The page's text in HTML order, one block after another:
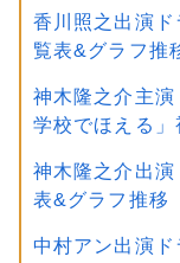
香川照之出演
覧表&グラフ推
神木隆之介主
学校でほえる
神木隆之介出
表&グラフ推移
中村アン出演